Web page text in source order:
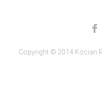
Copyright © 2014 Kocian